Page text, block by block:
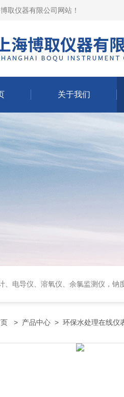
博取仪器有限公司网站 ！
关于我们
电导仪、溶氧仪、余氯监测仪，钠度计、酸碱浓
> 产品中心 > 环保水处理在线仪